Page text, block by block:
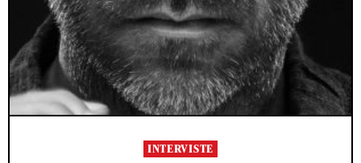
INTERVISTE